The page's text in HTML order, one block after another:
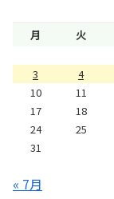
月 火
3
4
10
11
17
18
24
25
31
« 7月